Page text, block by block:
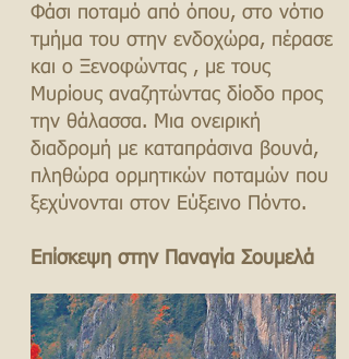
Φάσι ποταμό από όπου, στο νότιο
τμήμα του στην ενδοχώρα, πέρασε
και ο Ξενοφώντας , με τους
Μυρίους αναζητώντας δίοδο προς
την θάλασσα. Μια ονειρική
διαδρομή με καταπράσινα βουνά,
πληθώρα ορμητικών ποταμών που
ξεχύνονται στον Εύξεινο Πόντο.
Επἰσκεψη στην Παναγία Σουμελά